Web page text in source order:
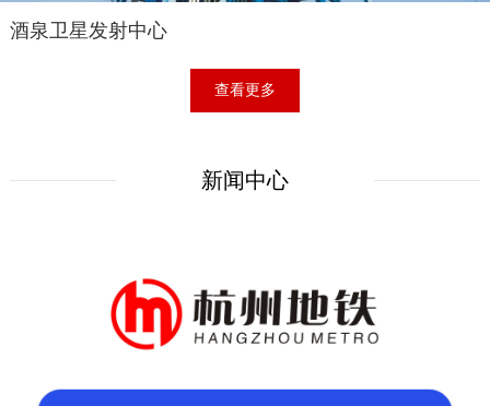
酒泉卫星发射中心
查看更多
新闻中心